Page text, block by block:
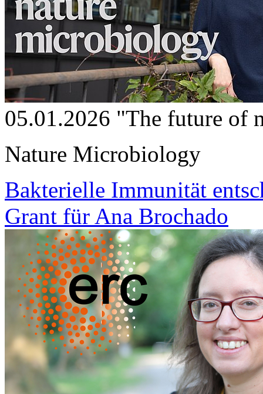
05.01.2026 "The future of
Nature Microbiology
Bakterielle Immunität
Grant für Ana Brochado